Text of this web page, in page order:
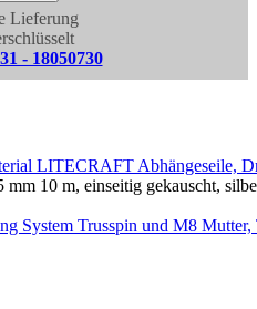
Lieferung
- 18050730
LITECRAFT Abhängeseile,
10 m, einseitig gekauscht,
System Trusspin und M8 Mutter,